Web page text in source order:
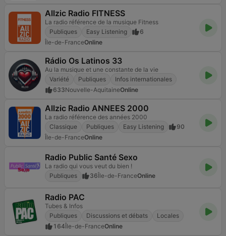
Allzic Radio FITNESS
La radio référence de la musique Fitness
Publiques
Easy Listening
6
Île-de-FranceOnline
Rádio Os Latinos 33
Au la musique et une constante de la vie
Variété
Publiques
Infos internationales
633Nouvelle-AquitaineOnline
Allzic Radio ANNEES 2000
La radio référence des années 2000
Classique
Publiques Easy Listening
90
Île-de-FranceOnline
Radio Public Santé Sexo
La radio qui vous veut du bien !
Publiques
36Île-de-FranceOnline
Radio PAC
Tubes & Infos
Publiques
Discussions et débats
Locales
164Île-de-FranceOnline